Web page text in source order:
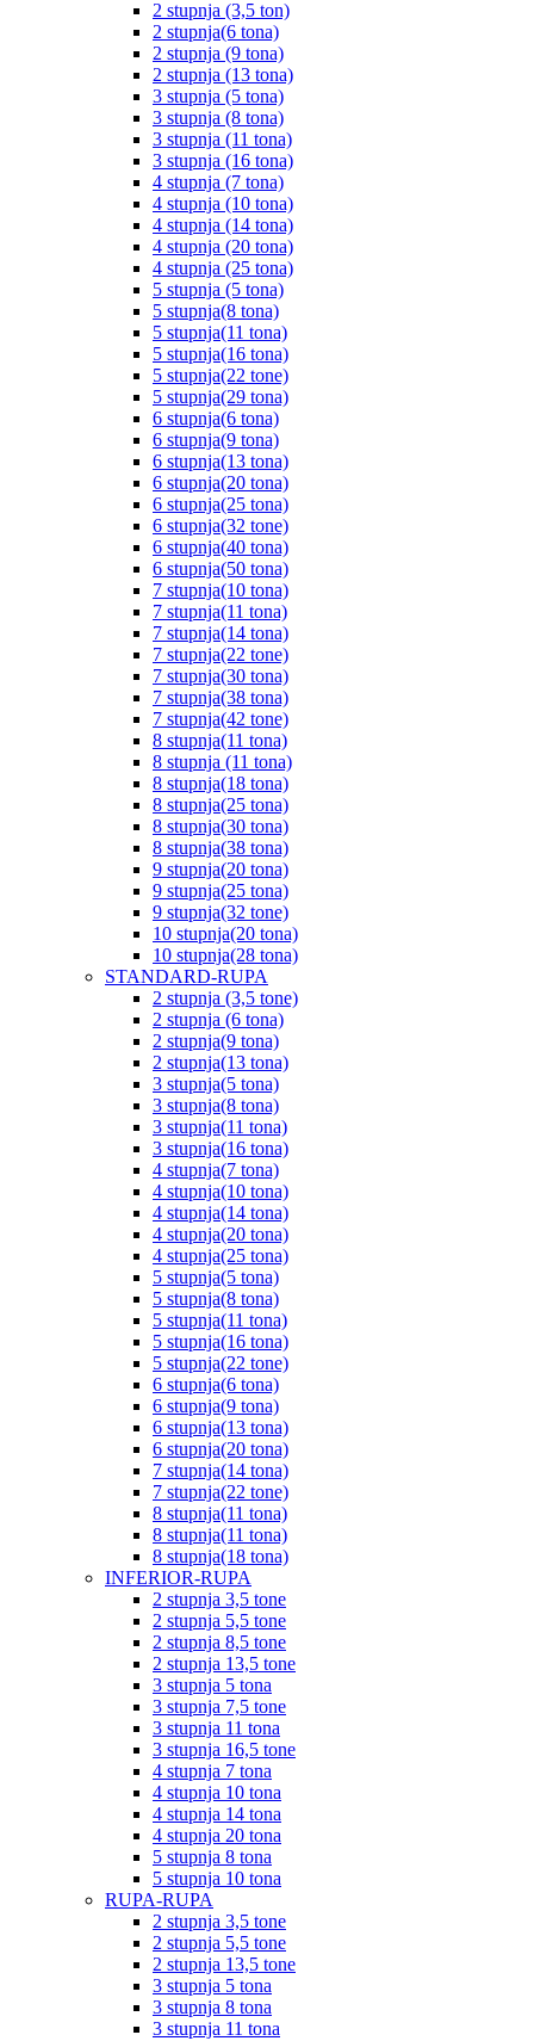
2 stupnja (3,5 ton)
2 stupnja(6 tona)
2 stupnja (9 tona)
2 stupnja (13 tona)
3 stupnja (5 tona)
3 stupnja (8 tona)
3 stupnja (11 tona)
3 stupnja (16 tona)
4 stupnja (7 tona)
4 stupnja (10 tona)
4 stupnja (14 tona)
4 stupnja (20 tona)
4 stupnja (25 tona)
5 stupnja (5 tona)
5 stupnja(8 tona)
5 stupnja(11 tona)
5 stupnja(16 tona)
5 stupnja(22 tone)
5 stupnja(29 tona)
6 stupnja(6 tona)
6 stupnja(9 tona)
6 stupnja(13 tona)
6 stupnja(20 tona)
6 stupnja(25 tona)
6 stupnja(32 tone)
6 stupnja(40 tona)
6 stupnja(50 tona)
7 stupnja(10 tona)
7 stupnja(11 tona)
7 stupnja(14 tona)
7 stupnja(22 tone)
7 stupnja(30 tona)
7 stupnja(38 tona)
7 stupnja(42 tone)
8 stupnja(11 tona)
8 stupnja (11 tona)
8 stupnja(18 tona)
8 stupnja(25 tona)
8 stupnja(30 tona)
8 stupnja(38 tona)
9 stupnja(20 tona)
9 stupnja(25 tona)
9 stupnja(32 tone)
10 stupnja(20 tona)
10 stupnja(28 tona)
STANDARD-RUPA
2 stupnja (3,5 tone)
2 stupnja (6 tona)
2 stupnja(9 tona)
2 stupnja(13 tona)
3 stupnja(5 tona)
3 stupnja(8 tona)
3 stupnja(11 tona)
3 stupnja(16 tona)
4 stupnja(7 tona)
4 stupnja(10 tona)
4 stupnja(14 tona)
4 stupnja(20 tona)
4 stupnja(25 tona)
5 stupnja(5 tona)
5 stupnja(8 tona)
5 stupnja(11 tona)
5 stupnja(16 tona)
5 stupnja(22 tone)
6 stupnja(6 tona)
6 stupnja(9 tona)
6 stupnja(13 tona)
6 stupnja(20 tona)
7 stupnja(14 tona)
7 stupnja(22 tone)
8 stupnja(11 tona)
8 stupnja(11 tona)
8 stupnja(18 tona)
INFERIOR-RUPA
2 stupnja 3,5 tone
2 stupnja 5,5 tone
2 stupnja 8,5 tone
2 stupnja 13,5 tone
3 stupnja 5 tona
3 stupnja 7,5 tone
3 stupnja 11 tona
3 stupnja 16,5 tone
4 stupnja 7 tona
4 stupnja 10 tona
4 stupnja 14 tona
4 stupnja 20 tona
5 stupnja 8 tona
5 stupnja 10 tona
RUPA-RUPA
2 stupnja 3,5 tone
2 stupnja 5,5 tone
2 stupnja 13,5 tone
3 stupnja 5 tona
3 stupnja 8 tona
3 stupnja 11 tona